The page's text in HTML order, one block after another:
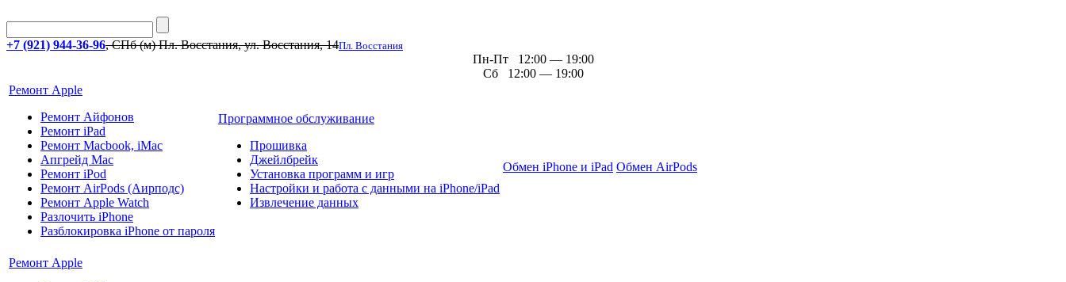
+7 (921) 944-36-96, СПб (м) Пл. Восстания, ул. Восстания, 14Пл. Восстания
Пн-Пт 12:00 — 19:00
Сб 12:00 — 19:00
Ремонт Apple
Ремонт Айфонов
Ремонт iPad
Ремонт Macbook, iMac
Апгрейд Mac
Ремонт iPod
Ремонт AirPods (Аирподс)
Ремонт Apple Watch
Разлочить iPhone
Разблокировка iPhone от пароля
Программное обслуживание
Прошивка
Джейлбрейк
Установка программ и игр
Настройки и работа с данными на iPhone/iPad
Извлечение данных
Обмен iPhone и iPad Обмен AirPods
Ремонт Apple